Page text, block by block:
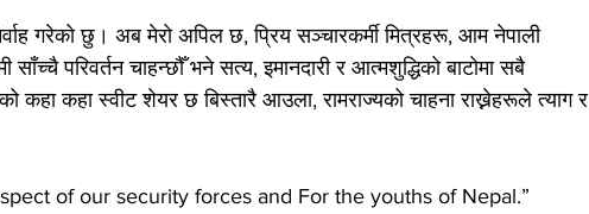
गरेको छु। अब मेरो अपिल छ, प्रिय सञ्चारकर्मी मित्रहरू, आम नेपाली
साँच्चै परिवर्तन चाहन्छौँ भने सत्य, इमानदारी र आत्मशुद्धिको बाटोमा सबै
कहा कहा स्वीट शेयर छ बिस्तारै आउला, रामराज्यको चाहना राख्नेहरूले त्याग र
of our security forces and For the youths of Nepal.”